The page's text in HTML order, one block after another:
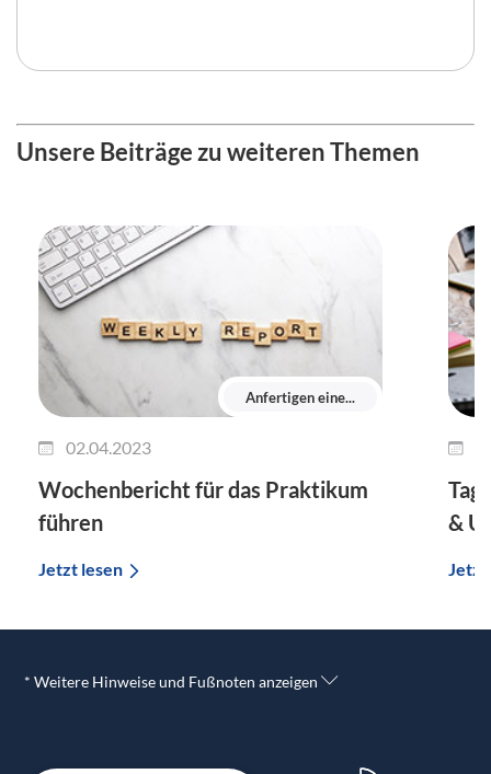
Unsere Beiträge zu weiteren Themen
Anfertigen eine...
02.04.2023
Wochenbericht für das Praktikum
führen
Jetzt lesen
&
* Weitere Hinweise und Fußnoten anzeigen